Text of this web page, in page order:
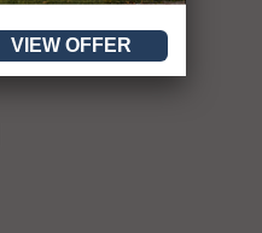
VIEW OFFER